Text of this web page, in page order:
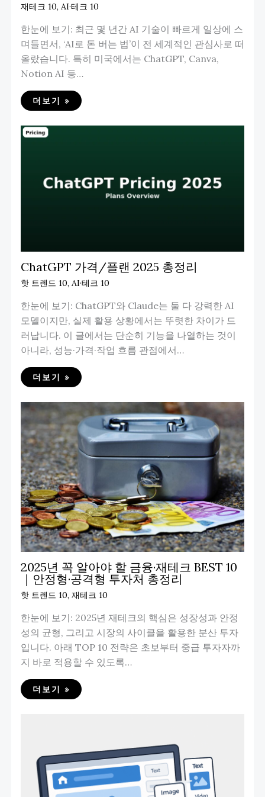
재테크 10, AI·테크 10
한눈에 보기: 최근 몇 년간 AI 기술이 빠르게 일상에 스
며들면서, ‘AI로 돈 버는 법’이 전 세계적인 관심사로 떠
올랐습니다. 특히 미국에서는 ChatGPT, Canva,
Notion AI 등…
더보기 »
ChatGPT 가격/플랜 2025 총정리
핫 트렌드 10, AI·테크 10
한눈에 보기: ChatGPT와 Claude는 둘 다 강력한 AI
모델이지만, 실제 활용 상황에서는 뚜렷한 차이가 드
러납니다. 이 글에서는 단순히 기능을 나열하는 것이
아니라, 성능·가격·작업 흐름 관점에서…
더보기 »
2025년 꼭 알아야 할 금융·재테크 BEST 10
｜안정형·공격형 투자처 총정리
핫 트렌드 10, 재테크 10
한눈에 보기: 2025년 재테크의 핵심은 성장성과 안정
성의 균형, 그리고 시장의 사이클을 활용한 분산 투자
입니다. 아래 TOP 10 전략은 초보부터 중급 투자자까
지 바로 적용할 수 있도록…
더보기 »